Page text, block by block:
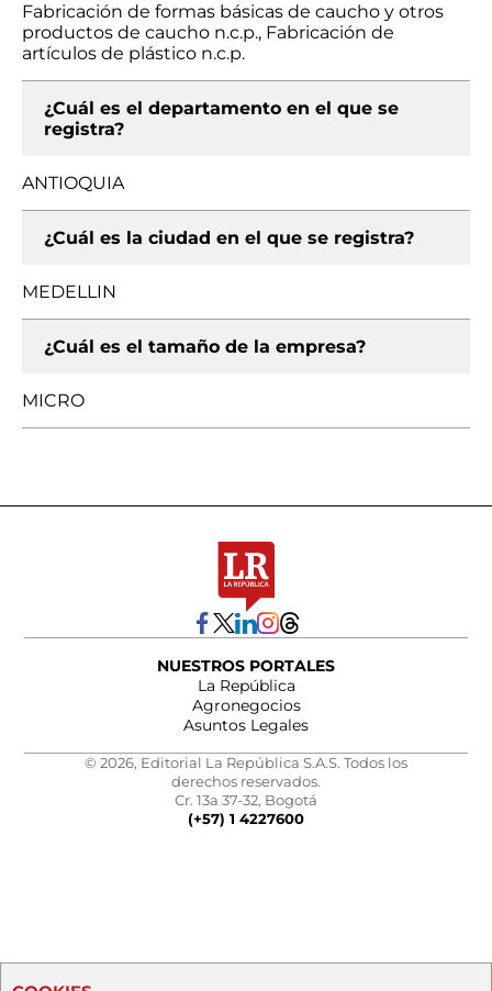
Fabricación de formas básicas de caucho y otros
productos de caucho n.c.p., Fabricación de
artículos de plástico n.c.p.
¿Cuál es el departamento en el que se
registra?
ANTIOQUIA
¿Cuál es la ciudad en el que se registra?
MEDELLIN
¿Cuál es el tamaño de la empresa?
MICRO
NUESTROS PORTALES
La República
Agronegocios
Asuntos Legales
© 2026, Editorial La República S.A.S. Todos los
derechos reservados.
Cr. 13a 37-32, Bogotá
(+57) 1 4227600